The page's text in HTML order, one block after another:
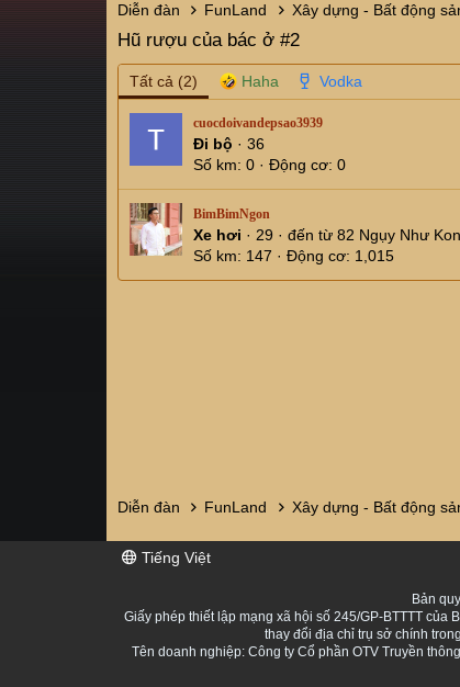
Diễn đàn FunLand Xây dựng - Bất động
Hũ rượu của bác ở #2
Tất cả (2)
cuocdoivandepsao3939
Đi bộ · 36
Số km 0 Động cơ 0
BimBimNgon
Xe hơi · 29 · đến từ 82 Ngụy Như
Số km
147 Động cơ 1,015
Diễn đàn FunLand Xây dựng - Bất động
Tiếng Việt
Bản
Giấy phép thiết lập mạng xã hội số 245/GP-BTTTT của
thay đổi địa chỉ trụ sở chính
Tên doanh nghiệp: Công ty Cổ phần OTV Truyền